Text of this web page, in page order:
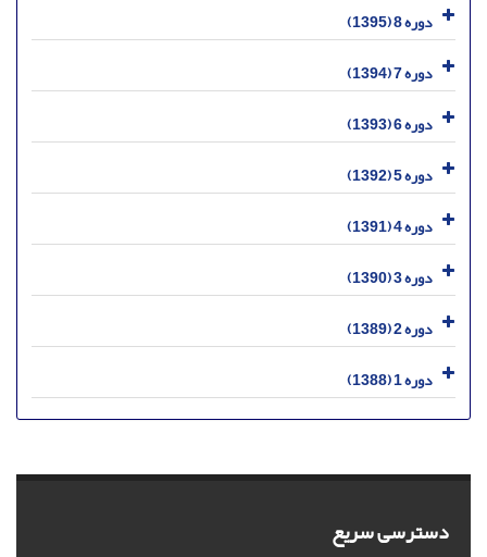
دوره 8 (1395)
دوره 7 (1394)
دوره 6 (1393)
دوره 5 (1392)
دوره 4 (1391)
دوره 3 (1390)
دوره 2 (1389)
دوره 1 (1388)
دسترسی سریع